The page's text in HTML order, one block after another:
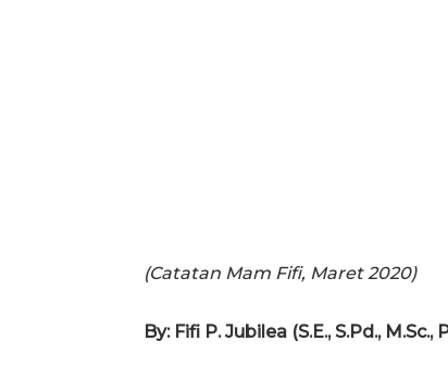
(Catatan Mam Fifi, Maret 2020)
By: Fifi P. Jubilea (S.E., S.Pd.,